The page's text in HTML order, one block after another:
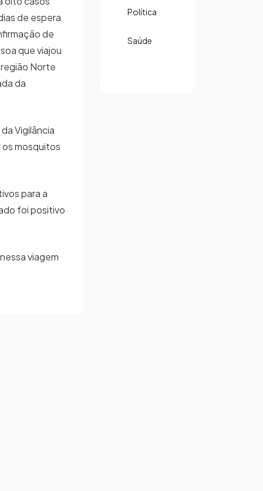
de espera
de
que viajou
Norte
da
Vigilância
mosquitos
para a
foi positivo
viagem
Política
Saúde